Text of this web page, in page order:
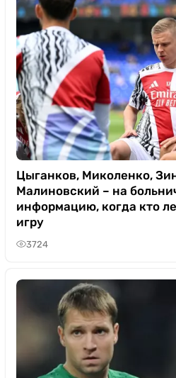
Цыганков, Миколенко,
Малиновский – на
информацию, когда кто
игру
3724